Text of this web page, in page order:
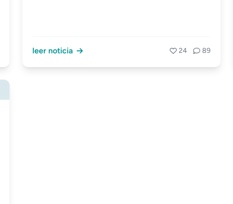
leer noticia 24 89